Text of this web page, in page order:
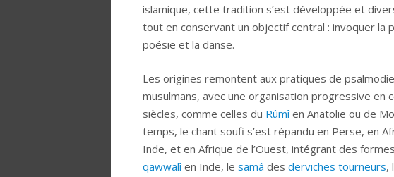
islamique, cette tradition s’est développée et
tout en conservant un objectif central : invoquer la
poésie et la danse.
Les origines remontent aux pratiques de
musulmans, avec une organisation progressive en
siècles, comme celles du Rûmîen Anatolie ou de
temps, le chant soufi s’est répandu en Perse, en
Inde, et en Afrique de l’Ouest, intégrant des
qawwalîen Inde, le samâ des derviches tourneurs,